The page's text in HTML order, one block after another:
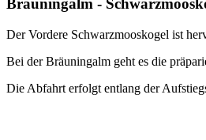
Bräuningalm -
Der Vordere Schwarzmooskogel ist
Bei der Bräuningalm geht es die
Die Abfahrt erfolgt entlang der